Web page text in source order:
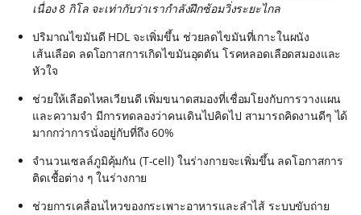
เนื่อง 8 กิโล จะเท่ากับว่าเรากำลังฝึกซ้อมวิ่งระยะไกล
ปริมาณไขมันดี HDL จะเพิ่มขึ้น ช่วยลดไขมันที่เกาะในผนัง
เส้นเลือด ลดโอกาสการเกิดไขมันอุดตัน โรคหลอดเลือดสมองและ
หัวใจ
ช่วยให้เลือดไหลเวียนดี เพิ่มขนาดสมองที่เชื่อมโยงกับการวางแผน
และความจำ มีการทดลองว่าคนเดินไปคิดไป สามารถคิดงานดีๆ ได้
มากกว่าการนั่งอยู่กับที่ถึง 60%
จำนวนเซลล์ภูมิคุ้มกัน (T-cell) ในร่างกายจะเพิ่มขึ้น ลดโอกาสการ
ติดเชื้อต่าง ๆ ในร่างกาย
ช่วยการเคลื่อนไหวของกระเพาะอาหารและลำไส้ ระบบขับถ่าย